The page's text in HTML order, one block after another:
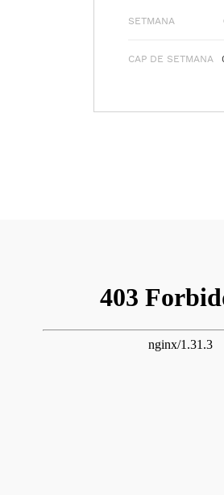
SETMANA
CAP DE SETMANA